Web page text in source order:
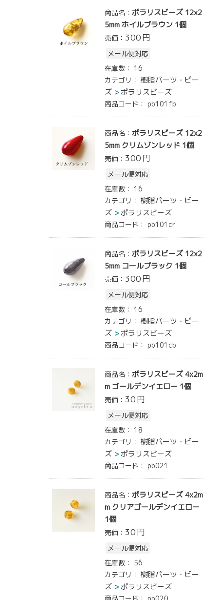
商品名：ポラリスビーズ 12x2
5mm ホイルブラウン 1個
売価： 300円
メール便対応
在庫数： 16
カテゴリ： 樹脂パーツ・ビー
ズ
ポラリスビーズ
商品コード： pb101fb
商品名：ポラリスビーズ 12x2
5mm クリムゾンレッド 1個
売価： 300円
メール便対応
在庫数： 16
カテゴリ： 樹脂パーツ・ビー
ズ
ポラリスビーズ
商品コード： pb101cr
商品名：ポラリスビーズ 12x2
5mm コールブラック 1個
売価： 300円
メール便対応
在庫数： 16
カテゴリ： 樹脂パーツ・ビー
ズ
ポラリスビーズ
商品コード： pb101cb
商品名：ポラリスビーズ 4x2m
m ゴールデンイエロー 1個
売価： 30円
メール便対応
在庫数： 18
カテゴリ： 樹脂パーツ・ビー
ズ
ポラリスビーズ
商品コード： pb021
商品名：ポラリスビーズ 4x2m
m クリアゴールデンイエロー
1個
売価： 30円
メール便対応
在庫数： 56
カテゴリ： 樹脂パーツ・ビー
ズ
ポラリスビーズ